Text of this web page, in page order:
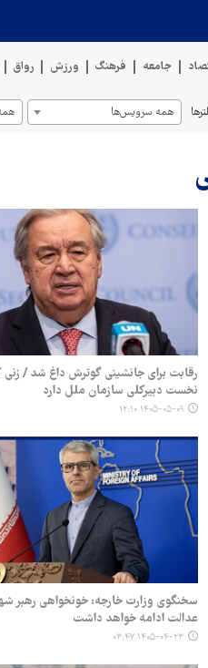
جامعه فرهنگ ورزش رواق
همه سرویس‌ها
رقابت برای جانشینی گوترش داغ شد /
نخست دبیرکلی سازمان ملل دارد
۱۴۰۵-۰۵-۰۹ ۱۲:۱۰
سخنگوی وزارت خارجه: خونخواهی رهبر
عدالت ادامه خواهد داشت
۱۴۰۵-۰۴-۲۳ ۰۳:۴۷